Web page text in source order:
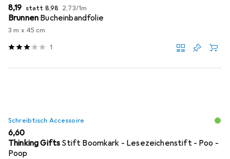
EUR
8,19 statt EUR
8,98 EUR
2,73/1m
Brunnen Bucheinbandfolie
3 m x 45 cm
1
Schreibtisch Accessoire
EUR
6,60
Thinking Gifts Stift Boomkark - Lesezeichenstift - Poo -
Poop